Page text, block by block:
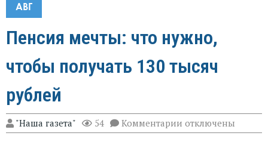
АВГ
Пенсия мечты: что нужно,
чтобы получать 130 тысяч
рублей
"Наша газета" 54 Комментарии к
записи
отключены